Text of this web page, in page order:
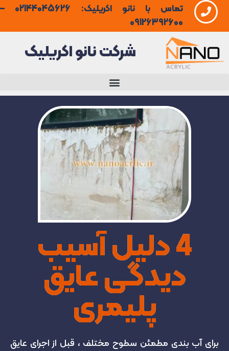
رفتن
به
محتوا
تماس با نانو اکریلیک: 02144045626 –
09126392600
شرکت نانو اکریلیک
4 دلیل آسیب
دیدگی عایق
پلیمری
برای آب بندی مطمئن سطوح مختلف ، قبل از اجرای عایق